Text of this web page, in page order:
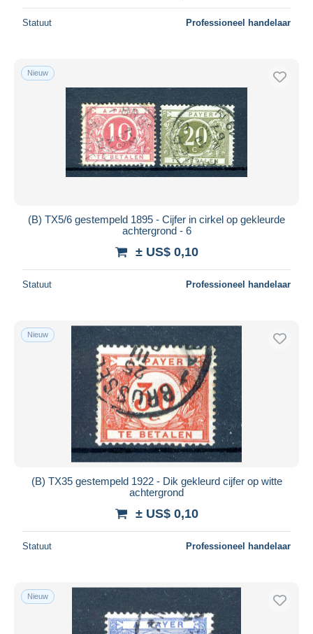
Statuut Professioneel handelaar
Nieuw
(B) TX5/6 gestempeld 1895 - Cijfer in cirkel op gekleurde
achtergrond - 6
± US$ 0,10
Statuut Professioneel handelaar
Nieuw
(B) TX35 gestempeld 1922 - Dik gekleurd cijfer op witte
achtergrond
± US$ 0,10
Statuut Professioneel handelaar
Nieuw